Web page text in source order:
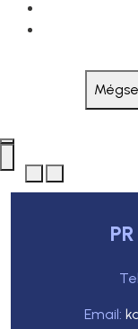
Email: